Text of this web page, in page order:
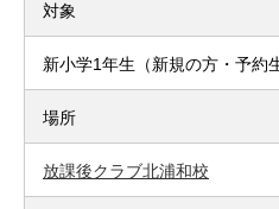
対象
新小学1年生（新規の方・予約
場所
放課後クラブ北浦和校